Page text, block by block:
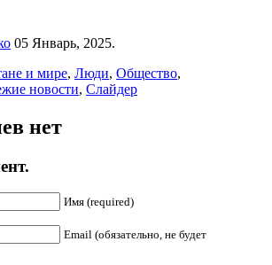
05 Январь, 2025.
и мире, Люди, Общество,
новости, Слайдер
нет
Имя (required)
Email (обязательно, не будет